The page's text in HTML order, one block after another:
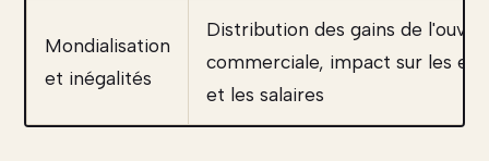
Mondialisation
et inégalités
Distribution des gains de
commerciale, impact sur les
et les salaires